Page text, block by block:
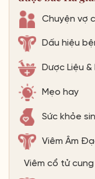
Chuyện vợ
Dấu hiệu
Dược Liệu
Mẹo hay
Sức khỏe
Viêm Âm
Viêm cổ tử cung